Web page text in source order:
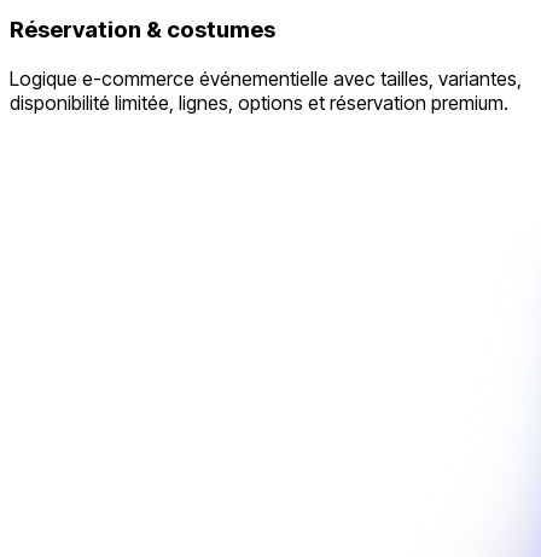
Réservation & costumes
Logique e-commerce événementielle avec tailles, variantes,
disponibilité limitée, lignes, options et réservation premium.